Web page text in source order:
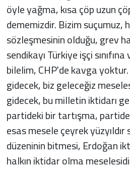
öyle yağma, kısa çöp uzun
dememizdir. Bizim suçumuz,
sözleşmesinin olduğu, grev
sendikayı Türkiye işçi
bilelim, CHP'de kavga
gidecek, biz geleceğiz
gidecek, bu milletin iktidarı
partideki bir tartışma,
esas mesele çeyrek
düzeninin bitmesi, Erdoğan
halkın iktidar olma